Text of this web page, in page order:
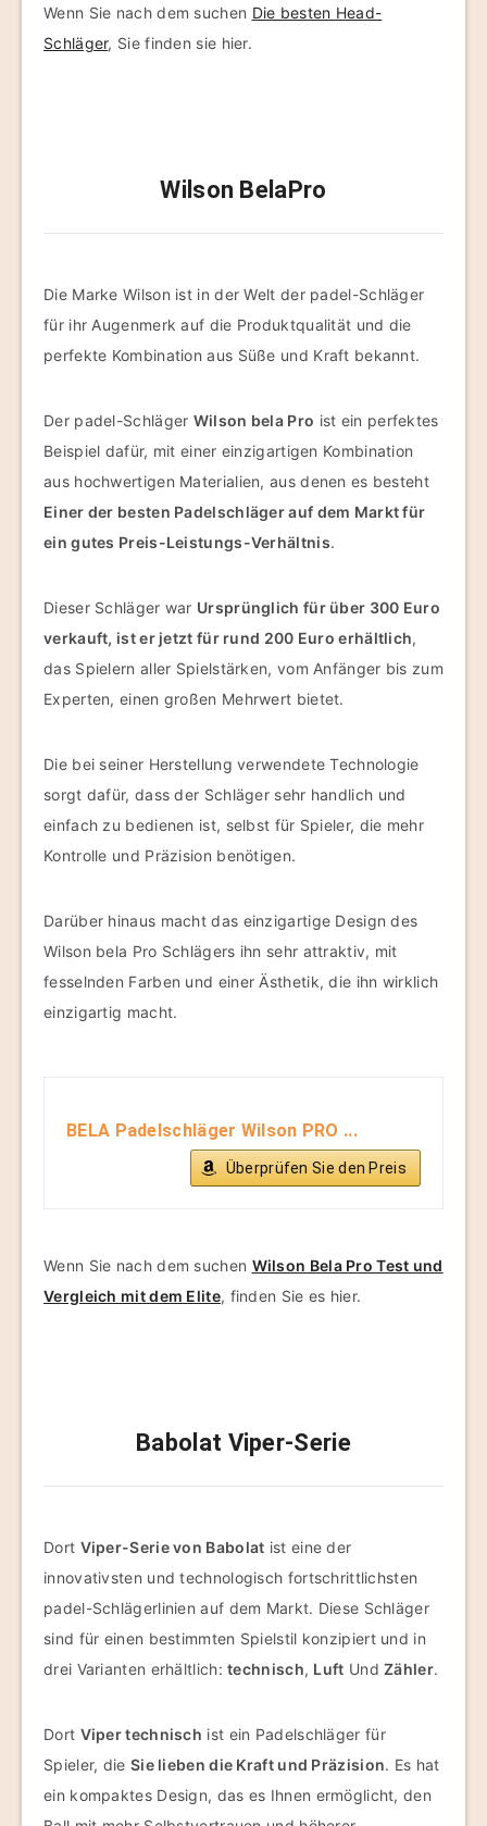
Wenn Sie nach dem suchen Die besten Head-
Schläger, Sie finden sie hier.
Wilson BelaPro
Die Marke Wilson ist in der Welt der padel-Schläger
für ihr Augenmerk auf die Produktqualität und die
perfekte Kombination aus Süße und Kraft bekannt.
Der padel-Schläger Wilson bela Pro ist ein perfektes
Beispiel dafür, mit einer einzigartigen Kombination
aus hochwertigen Materialien, aus denen es besteht
Einer der besten Padelschläger auf dem Markt für
ein gutes Preis-Leistungs-Verhältnis.
Dieser Schläger war Ursprünglich für über 300 Euro
verkauft, ist er jetzt für rund 200 Euro erhältlich,
das Spielern aller Spielstärken, vom Anfänger bis zum
Experten, einen großen Mehrwert bietet.
Die bei seiner Herstellung verwendete Technologie
sorgt dafür, dass der Schläger sehr handlich und
einfach zu bedienen ist, selbst für Spieler, die mehr
Kontrolle und Präzision benötigen.
Darüber hinaus macht das einzigartige Design des
Wilson bela Pro Schlägers ihn sehr attraktiv, mit
fesselnden Farben und einer Ästhetik, die ihn wirklich
einzigartig macht.
BELA Padelschläger Wilson PRO ...
Überprüfen Sie den Preis
Wenn Sie nach dem suchen Wilson Bela Pro Test und
Vergleich mit dem Elite, finden Sie es hier.
Babolat Viper-Serie
Dort Viper-Serie von Babolat ist eine der
innovativsten und technologisch fortschrittlichsten
padel-Schlägerlinien auf dem Markt. Diese Schläger
sind für einen bestimmten Spielstil konzipiert und in
drei Varianten erhältlich:technisch, Luft UndZähler.
Dort Viper technisch ist ein Padelschläger für
Spieler, die Sie lieben die Kraft und Präzision. Es hat
ein kompaktes Design, das es Ihnen ermöglicht, den